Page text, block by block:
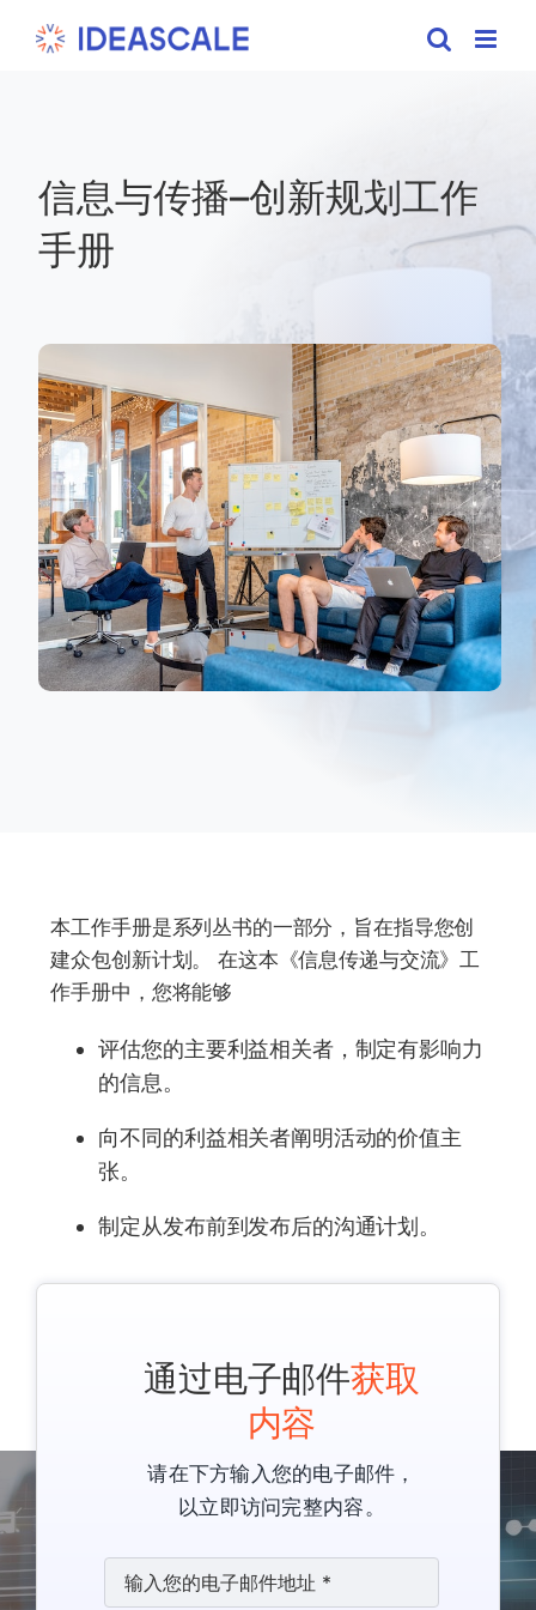
信息与传播–创新规划工作
手册
本工作手册是系列丛书的一部分，旨在指导您创
建众包创新计划。 在这本《信息传递与交流》工
作手册中，您将能够
评估您的主要利益相关者，制定有影响力
的信息。
向不同的利益相关者阐明活动的价值主
张。
制定从发布前到发布后的沟通计划。
通过电子邮件获取
内容
请在下方输入您的电子邮件，
以立即访问完整内容。